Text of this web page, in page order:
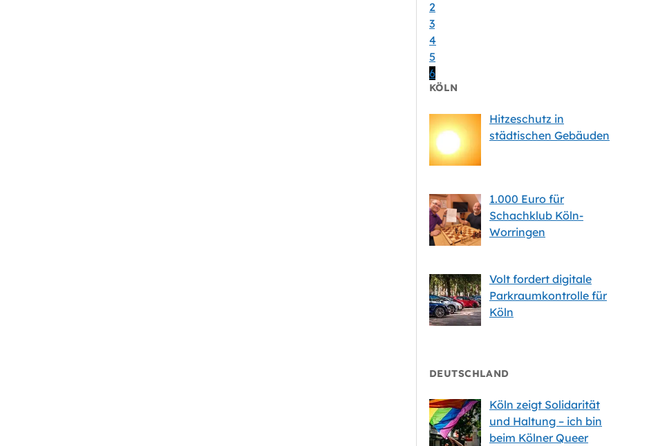
2
3
4
5
6
KÖLN
Hitzeschutz in
städtischen Gebäuden
1.000 Euro für
Schachklub Köln-
Worringen
Volt fordert digitale
Parkraumkontrolle für
Köln
DEUTSCHLAND
Köln zeigt Solidarität
und Haltung – ich bin
beim Kölner Queer